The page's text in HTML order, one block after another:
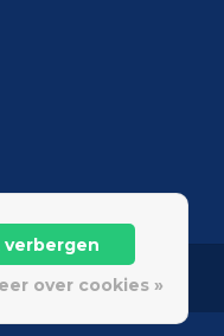
over cookies »